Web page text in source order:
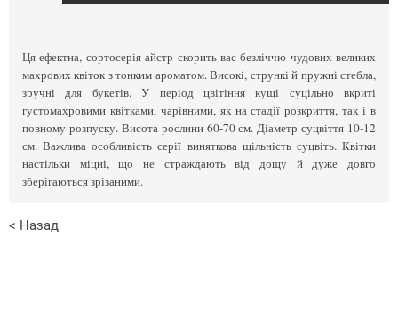
Ця ефектна, сортосерія айстр скорить вас безліччю чудових великих
махрових квіток з тонким ароматом. Високі, стрункі й пружні стебла,
зручні для букетів. У період цвітіння кущі суцільно вкриті
густомахровими квітками, чарівними, як на стадії розкриття, так і в
повному розпуску. Висота рослини 60-70 см. Діаметр суцвіття 10-12
см. Важлива особливість серії виняткова щільність суцвіть. Квітки
настільки міцні, що не страждають від дощу й дуже довго
зберігаються зрізаними.
< Назад